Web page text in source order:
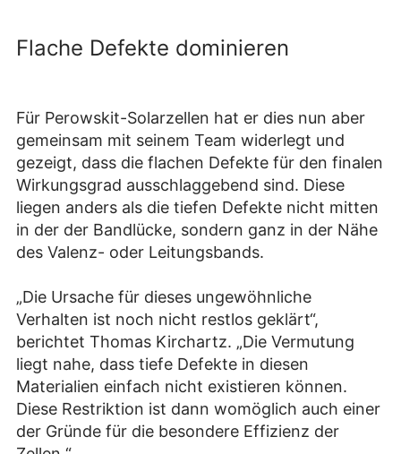
Flache Defekte dominieren
Für Perowskit-Solarzellen hat er dies nun aber
gemeinsam mit seinem Team widerlegt und
gezeigt, dass die flachen Defekte für den finalen
Wirkungsgrad ausschlaggebend sind. Diese
liegen anders als die tiefen Defekte nicht mitten
in der der Bandlücke, sondern ganz in der Nähe
des Valenz- oder Leitungsbands.
„Die Ursache für dieses ungewöhnliche
Verhalten ist noch nicht restlos geklärt“,
berichtet Thomas Kirchartz. „Die Vermutung
liegt nahe, dass tiefe Defekte in diesen
Materialien einfach nicht existieren können.
Diese Restriktion ist dann womöglich auch einer
der Gründe für die besondere Effizienz der